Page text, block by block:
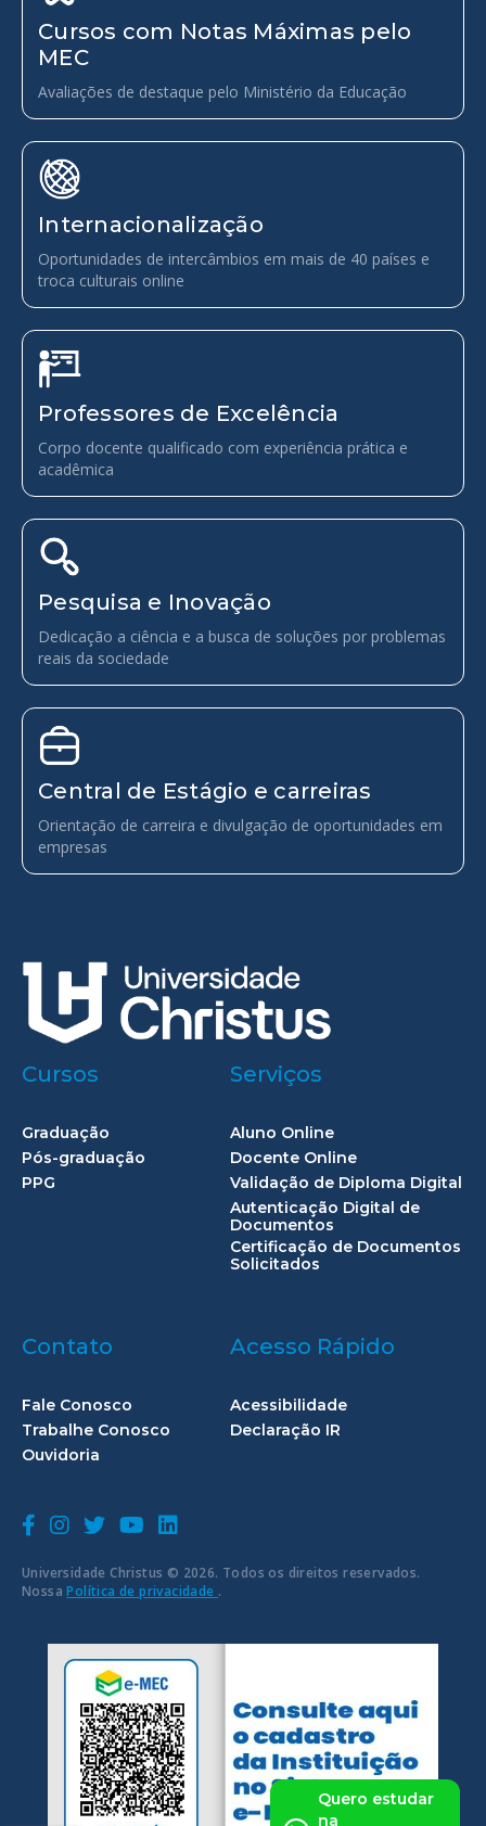
Cursos com Notas Máximas pelo
MEC
Avaliações de destaque pelo Ministério da Educação
Internacionalização
Oportunidades de intercâmbios em mais de 40 países e
troca culturais online
Professores de Excelência
Corpo docente qualificado com experiência prática e
acadêmica
Pesquisa e Inovação
Dedicação a ciência e a busca de soluções por problemas
reais da sociedade
Central de Estágio e carreiras
Orientação de carreira e divulgação de oportunidades em
empresas
Quero estudar
na
Universidade Christus © 2026. Todos os direitos reservados.
NossaPolítica de privacidade .
Cursos
Graduação
Pós-graduação
PPG
Serviços
Aluno Online
Docente Online
Validação de Diploma Digital
Autenticação Digital de
Documentos
Certificação de Documentos
Solicitados
Contato
Fale Conosco
Trabalhe Conosco
Ouvidoria
Acesso Rápido
Acessibilidade
Declaração IR